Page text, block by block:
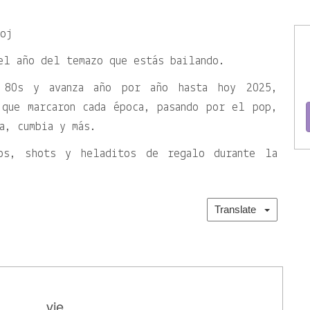
año del temazo que estás bailando.
y avanza año por año hasta hoy 2025,
marcaron cada época, pasando por el pop,
cumbia y más.
shots y heladitos de regalo durante la
Translate